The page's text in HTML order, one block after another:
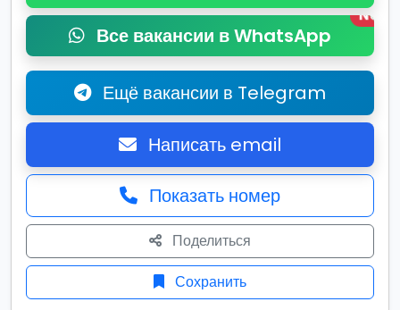
Все вакансии в WhatsApp
New
Ещё вакансии в Telegram
Написать email
Показать номер
Поделиться
Сохранить